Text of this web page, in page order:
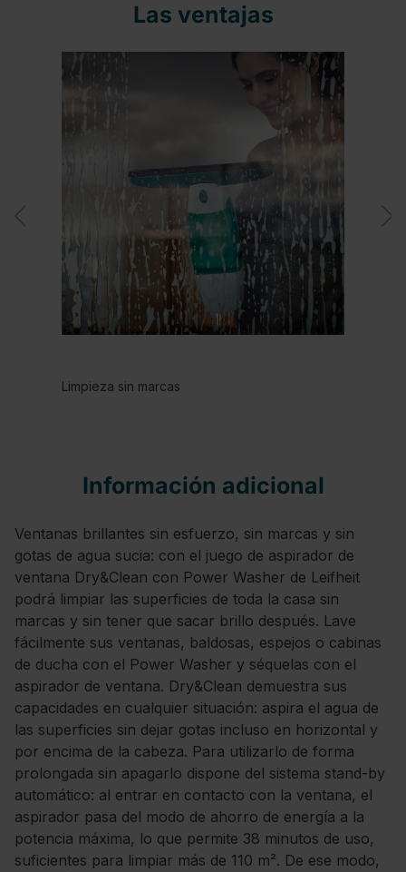
Las ventajas
Limpieza sin marcas
Información adicional
Ventanas brillantes sin esfuerzo, sin marcas y sin
gotas de agua sucia: con el juego de aspirador de
ventana Dry&Clean con Power Washer de Leifheit
podrá limpiar las superficies de toda la casa sin
marcas y sin tener que sacar brillo después. Lave
fácilmente sus ventanas, baldosas, espejos o cabinas
de ducha con el Power Washer y séquelas con el
aspirador de ventana. Dry&Clean demuestra sus
capacidades en cualquier situación: aspira el agua de
las superficies sin dejar gotas incluso en horizontal y
por encima de la cabeza. Para utilizarlo de forma
prolongada sin apagarlo dispone del sistema stand-by
automático: al entrar en contacto con la ventana, el
aspirador pasa del modo de ahorro de energía a la
potencia máxima, lo que permite 38 minutos de uso,
suficientes para limpiar más de 110 m². De ese modo,